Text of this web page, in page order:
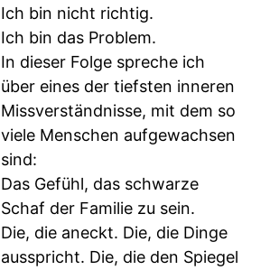
Ich bin nicht richtig.
Ich bin das Problem.
In dieser Folge spreche ich
über eines der tiefsten inneren
Missverständnisse, mit dem so
viele Menschen aufgewachsen
sind:
Das Gefühl, das schwarze
Schaf der Familie zu sein.
Die, die aneckt. Die, die Dinge
ausspricht. Die, die den Spiegel